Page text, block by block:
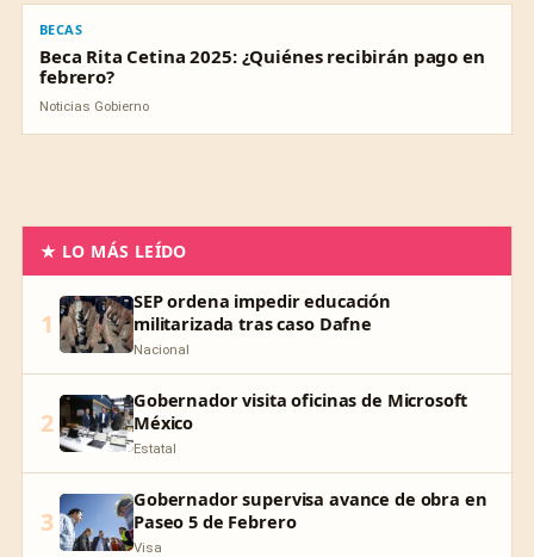
BECAS
Beca Rita Cetina 2025: ¿Quiénes recibirán pago en
febrero?
Noticias Gobierno
★ LO MÁS LEÍDO
1
SEP ordena impedir educación
militarizada tras caso Dafne
Nacional
2
Gobernador visita oficinas de Microsoft
México
Estatal
3
Gobernador supervisa avance de obra en
Paseo 5 de Febrero
Visa